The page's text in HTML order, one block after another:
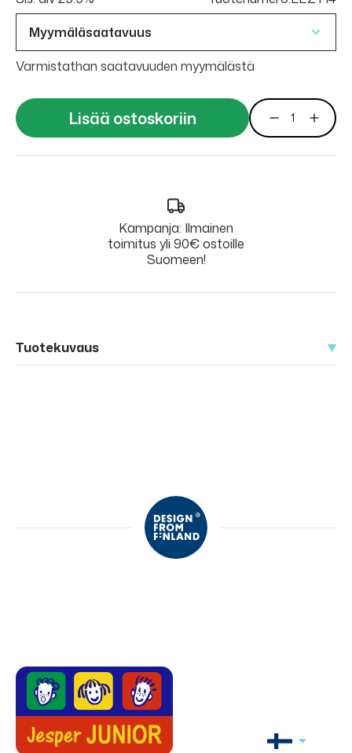
Myymäläsaatavuus
Varmistathan saatavuuden myymälästä
Lisää ostoskoriin
Kampanja: Ilmainen
toimitus yli 90€ ostoille
Suomeen!
Tuotekuvaus